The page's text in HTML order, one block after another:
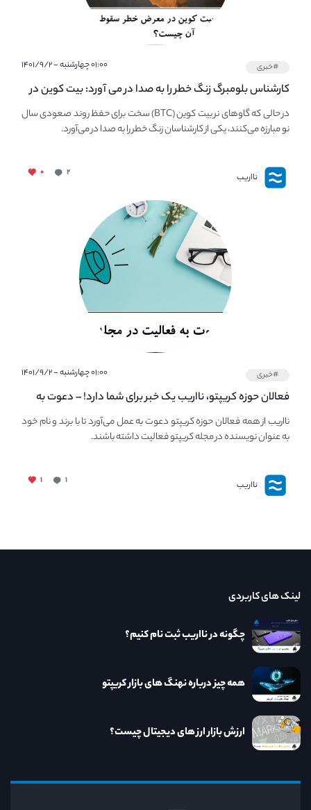
#خبری ۰۱:۰۰ چهارشنبه - ۱۴۰۱/۹/۲
کارشناس بلومبرگ زنگ خطر را به صدا در می آورد: بیت کوین در
معرض خطر سقوط بزرگ است - دلیل آن چیست؟در حالی که گاوهای نر بیت کوین (BTC) سخت برای حفظ روند صعودی سال
نو مبارزه می‌کنند، یکی از کارشناسان زنگ خطر را به صدا در می‌آورد.
نااریب ۲ ۰
#خبری ۰۱:۰۰ چهارشنبه - ۱۴۰۱/۹/۲
فعالان حوزه کریپتو، نااریب یک خبر برای شما دارد! – دعوت به
فعالیت در مجله کریپتو
نااریب از همه فعالان حوزه کریپتو دعوت به عمل می‌آورد تا با برند و نام خود
به عنوان نویسنده در مجله کریپتو فعالیت داشته باشند.
نااریب ۱ ۱
لینک های کاربردی
چگونه در نااریب ثبت نام کنیم؟
همه چیز درباره نهنگ های بازار کریپتو
ارزش بازار ارز های دیجیتال چیست؟